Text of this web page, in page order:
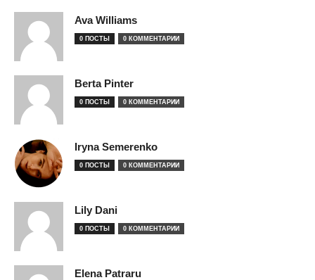
Ava Williams
0 ПОСТЫ 0 КОММЕНТАРИИ
Berta Pinter
0 ПОСТЫ 0 КОММЕНТАРИИ
Iryna Semerenko
0 ПОСТЫ 0 КОММЕНТАРИИ
Lily Dani
0 ПОСТЫ 0 КОММЕНТАРИИ
Elena Patraru